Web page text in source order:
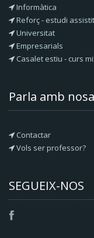
Informàtica
Reforç - estudi assistit
Universitat
Empresarials
Casalet estiu - curs
Parla amb
Contactar
Vols ser professor?
SEGUEIX-NOS